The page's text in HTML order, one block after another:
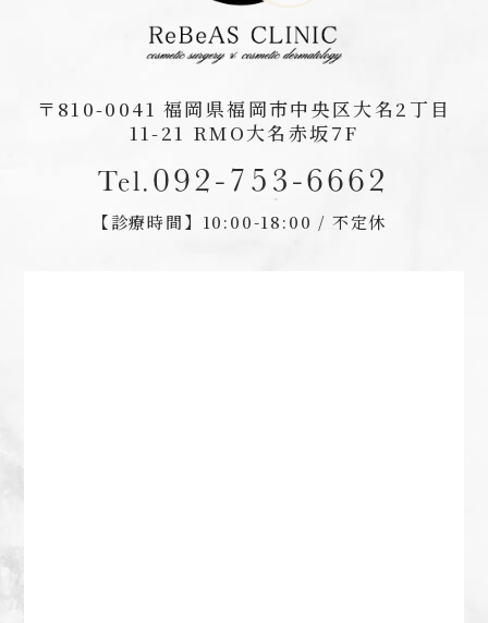
〒810-0041 福岡県福岡市中央区大名2丁目
11-21 RMO大名赤坂7F
Tel.092-753-6662
【診療時間】 10:00-18:00 / 不定休